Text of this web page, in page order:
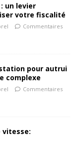
un levier
votre fiscalité
Commentaires
pour autrui
complexe
Commentaires
vitesse: